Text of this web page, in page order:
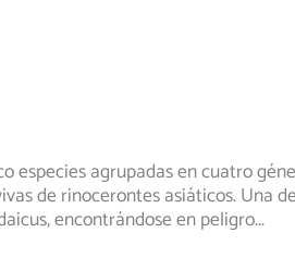
agrupadas en cuatro
de rinocerontes asiáticos. Una
encontrándose en peligro...